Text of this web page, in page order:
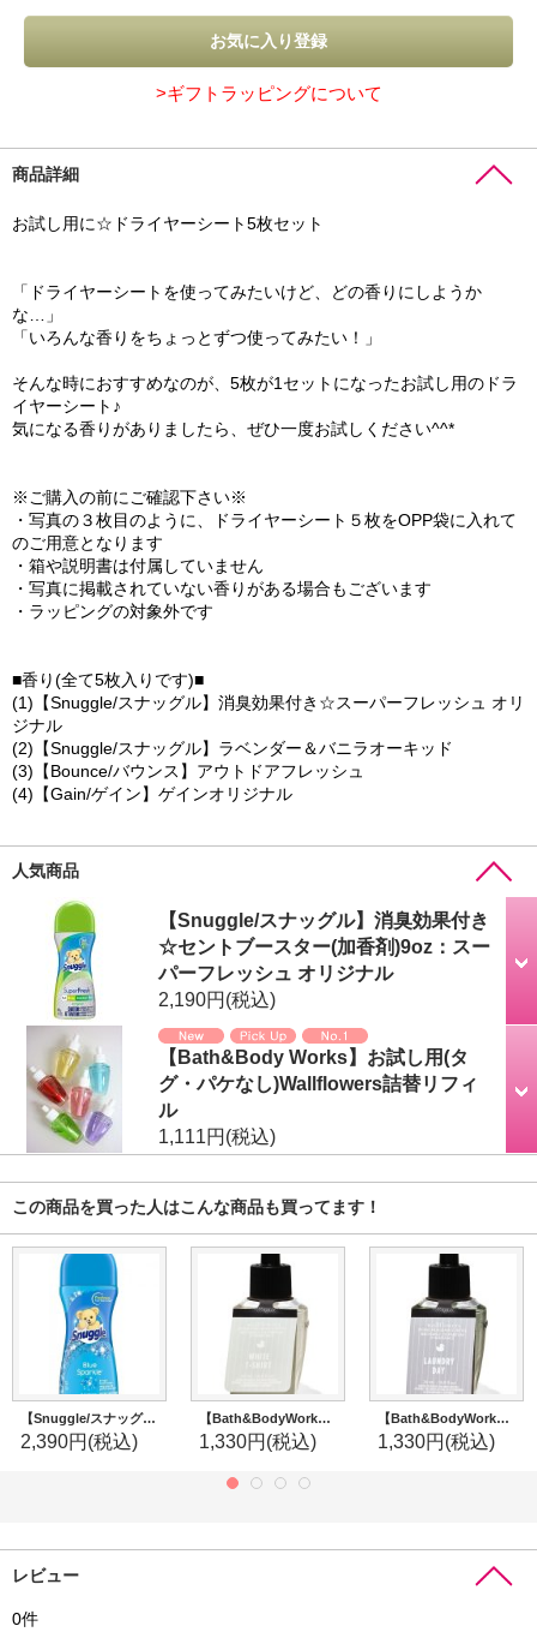
>ギフトラッピングについて
商品詳細
お試し用に☆ドライヤーシート5枚セット
「ドライヤーシートを使ってみたいけど、どの香りにしようか
な…」
「いろんな香りをちょっとずつ使ってみたい！」
そんな時におすすめなのが、5枚が1セットになったお試し用のドラ
イヤーシート♪
気になる香りがありましたら、ぜひ一度お試しください^^*
※ご購入の前にご確認下さい※
・写真の３枚目のように、ドライヤーシート５枚をOPP袋に入れて
のご用意となります
・箱や説明書は付属していません
・写真に掲載されていない香りがある場合もございます
・ラッピングの対象外です
■香り(全て5枚入りです)■
(1)【Snuggle/スナッグル】消臭効果付き☆スーパーフレッシュ オリ
ジナル
(2)【Snuggle/スナッグル】ラベンダー＆バニラオーキッド
(3)【Bounce/バウンス】アウトドアフレッシュ
(4)【Gain/ゲイン】ゲインオリジナル
人気商品
【Snuggle/スナッグル】消臭効果付き
☆セントブースター(加香剤)9oz：スー
パーフレッシュ オリジナル
2,190円(税込)
【Bath&Body Works】お試し用(タ
グ・パケなし)Wallflowers詰替リフィ
ル
1,111円(税込)
この商品を買った人はこんな商品も買ってます！
【Snuggle/スナッグル】セントブースター(加香剤)9oz：ブルースパークル
2,390円(税込)
【Bath&BodyWorks】Wallflowers詰替リフィル：ホワイトティーシャツ
1,330円(税込)
【Bath&BodyWorks】Wallflowers詰替リフィル：ランドリーデイ
1,330円(税込)
レビュー
0件